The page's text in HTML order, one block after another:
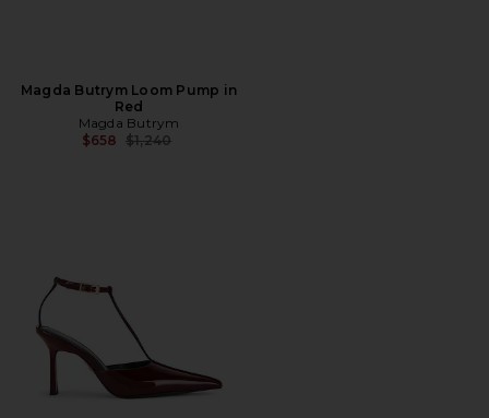
Magda Butrym Loom Pump in
Red
Magda Butrym
$658 Precio anterior:
$1,240